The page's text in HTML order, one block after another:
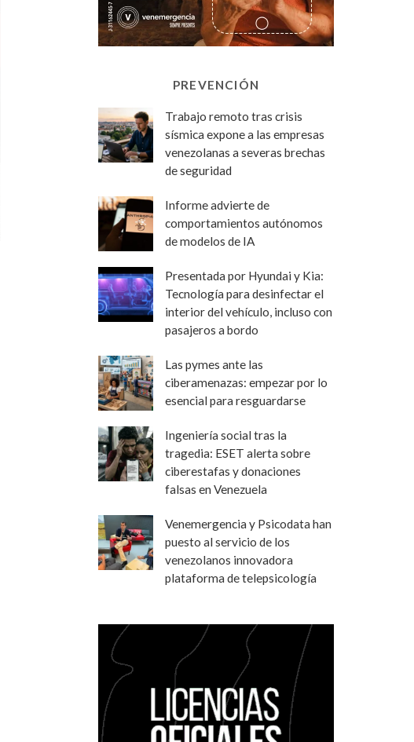
PREVENCIÓN
Trabajo remoto tras crisis
sísmica expone a las empresas
venezolanas a severas brechas
de seguridad
Informe advierte de
comportamientos autónomos
de modelos de IA
Presentada por Hyundai y Kia:
Tecnología para desinfectar el
interior del vehículo, incluso con
pasajeros a bordo
Las pymes ante las
ciberamenazas: empezar por lo
esencial para resguardarse
Ingeniería social tras la
tragedia: ESET alerta sobre
ciberestafas y donaciones
falsas en Venezuela
Venemergencia y Psicodata han
puesto al servicio de los
venezolanos innovadora
plataforma de telepsicología